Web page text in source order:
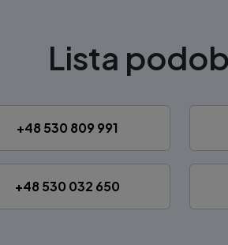
Lista
+48 530 809 991
+48 530 032 650